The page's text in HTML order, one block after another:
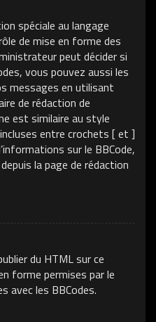
spéciale au langage
de mise en forme des
peut décider si
vous pouvez aussi les
messages en utilisant
de rédaction de
est similaire au style
entre crochets [ et ]
sur le BBCode,
la page de rédaction
du HTML sur ce
forme permises par le
avec les BBCodes.